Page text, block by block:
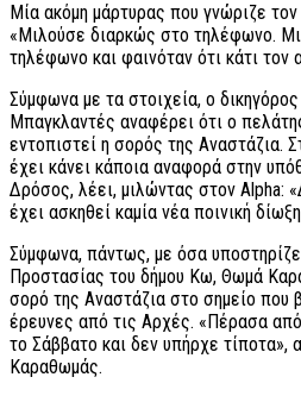
Μία ακόμη μάρτυρας που γνώριζε
«Μιλούσε διαρκώς στο τηλέφωνο.
τηλέφωνο και φαινόταν ότι κάτι τον
Σύμφωνα με τα στοιχεία, ο
Μπαγκλαντές αναφέρει ότι ο
εντοπιστεί η σορός της Αναστάζια.
έχει κάνει κάποια αναφορά στην
Δρόσος, λέει, μιλώντας στον Alpha:
έχει ασκηθεί καμία νέα ποινική
Σύμφωνα, πάντως, με όσα
Προστασίας του δήμου Κω, Θωμά
σορό της Αναστάζια στο σημείο που
έρευνες από τις Αρχές. «Πέρασα
το Σάββατο και δεν υπήρχε τίποτα»,
Καραθωμάς.